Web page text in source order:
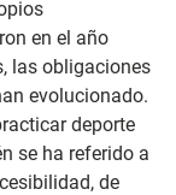
en el año
las obligaciones
evolucionado.
deporte
se ha referido a
de